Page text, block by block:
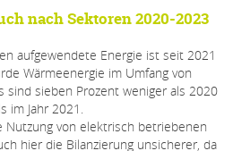
nach Sektoren 2020-2023
aufgewendete Energie ist seit 2021
Wärmeenergie im Umfang von
sind sieben Prozent weniger als 2020
im Jahr 2021.
von elektrisch betriebenen
hier die Bilanzierung unsicherer, da